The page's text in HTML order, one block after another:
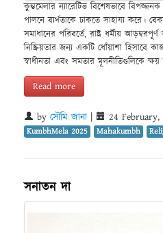
কুম্ভমেলার ন্যারেটিভ বিশেষভাবে
পালনে ব্যর্থতাকে ঢাকতে সাহায্য করে।
সমাধানের পরিবর্তে, রাষ্ট্র ধর্মীয়
নিষ্ক্রিয়তার জন্য একটি ধোঁয়াশা হিসাবে
স্বাধীনতা এবং সমতার মূলনীতিগুলিকে
Read more
by সৌমি জানা 24 February,
KumbhMela 2025 Mahakumbh
সনাতন দা